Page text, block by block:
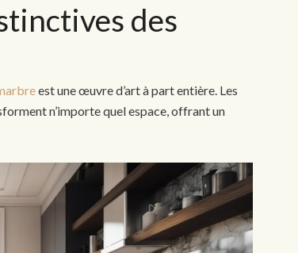
des
est une œuvre d’art à part entière. Les
n’importe quel espace, offrant un